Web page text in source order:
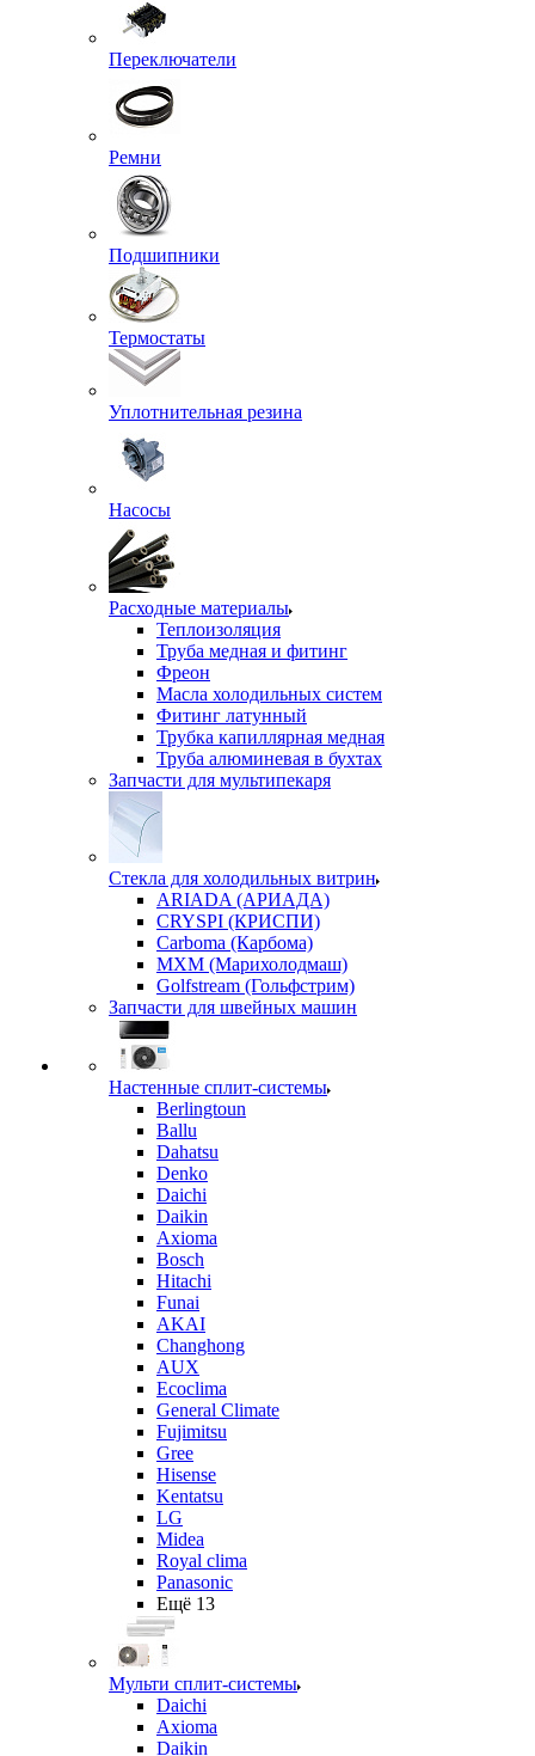
Переключатели
Ремни
Подшипники
Термостаты
Уплотнительная резина
Насосы
Расходные материалы
Теплоизоляция
Труба медная и фитинг
Фреон
Масла холодильных систем
Фитинг латунный
Трубка капиллярная медная
Труба алюминевая в бухтах
Запчасти для мультипекаря
Стекла для холодильных витрин
ARIADA (АРИАДА)
CRYSPI (КРИСПИ)
Carboma (Карбома)
MXM (Марихолодмаш)
Golfstream (Гольфстрим)
Запчасти для швейных машин
Настенные сплит-системы
Berlingtoun
Ballu
Dahatsu
Denko
Daichi
Daikin
Axioma
Bosch
Hitachi
Funai
AKAI
Changhong
AUX
Ecoclima
General Climate
Fujimitsu
Gree
Hisense
Kentatsu
LG
Midea
Royal clima
Panasonic
Ещё 13
Мульти сплит-системы
Daichi
Axioma
Daikin